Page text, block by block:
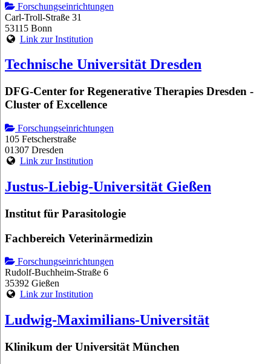
Forschungseinrichtungen
Carl-Troll-Straße 31
53115 Bonn
Link zur Institution
Technische Universität Dresden
DFG-Center for Regenerative Therapies Dresden -
Cluster of Excellence
Forschungseinrichtungen
105 Fetscherstraße
01307 Dresden
Link zur Institution
Justus-Liebig-Universität Gießen
Institut für Parasitologie
Fachbereich Veterinärmedizin
Forschungseinrichtungen
Rudolf-Buchheim-Straße 6
35392 Gießen
Link zur Institution
Ludwig-Maximilians-Universität
Klinikum der Universität München